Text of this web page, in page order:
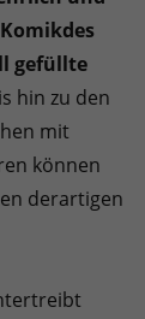
des
gefüllte
hin zu den
mit
können
derartigen